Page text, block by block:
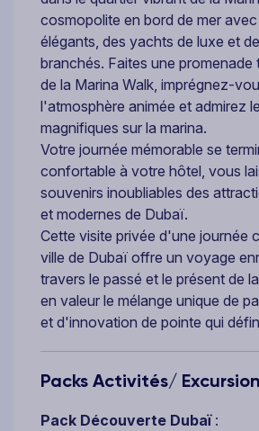
cosmopolite en bord de mer
élégants, des yachts de luxe et
branchés. Faites une promenade
de la Marina Walk, imprégnez-
l'atmosphère animée et admirez
magnifiques sur la marina.
Votre journée mémorable se
confortable à votre hôtel, vous
souvenirs inoubliables des
et modernes de Dubaï.
Cette visite privée d'une journée
ville de Dubaï offre un voyage
travers le passé et le présent de
en valeur le mélange unique de
et d'innovation de pointe qui
Packs Activités/
Pack Découverte Dubaï: